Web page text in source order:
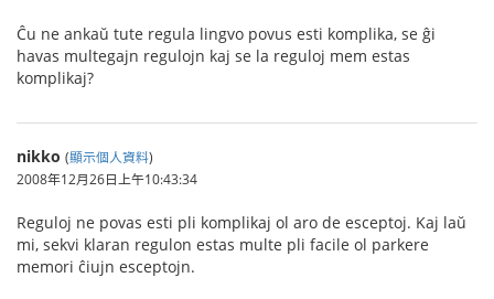
Ĉu ne ankaŭ tute regula lingvo povus esti komplika, se ĝi
havas multegajn regulojn kaj se la reguloj mem estas
komplikaj?
nikko (顯示個人資料)
2008年12月26日上午10:43:34
Reguloj ne povas esti pli komplikaj ol aro de esceptoj. Kaj laŭ
mi, sekvi klaran regulon estas multe pli facile ol parkere
memori ĉiujn esceptojn.